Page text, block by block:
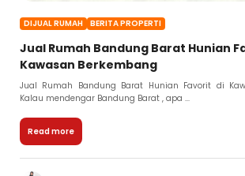
DIJUAL RUMAH BERITA PROPERTI
Jual Rumah Bandung Barat Hunian
Kawasan Berkembang
Jual Rumah Bandung Barat Hunian Favorit di
Kalau mendengar Bandung Barat , apa ...
Read more